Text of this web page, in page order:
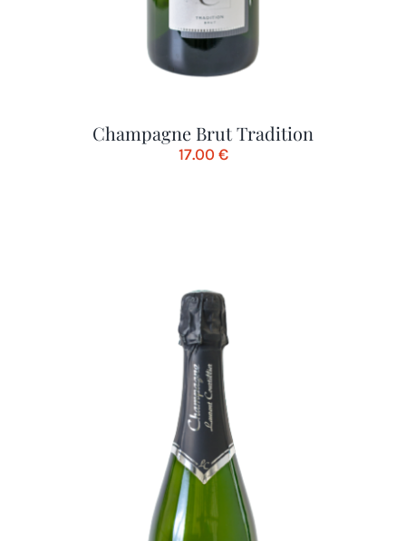
Champagne Brut Tradition
17.00 €